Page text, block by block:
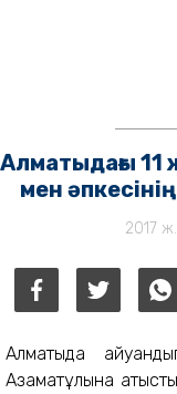
Алматыдағы 11
мен
2017
Алматыда
Азаматұлына